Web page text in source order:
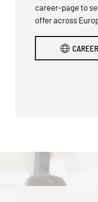
career-page to
offer across